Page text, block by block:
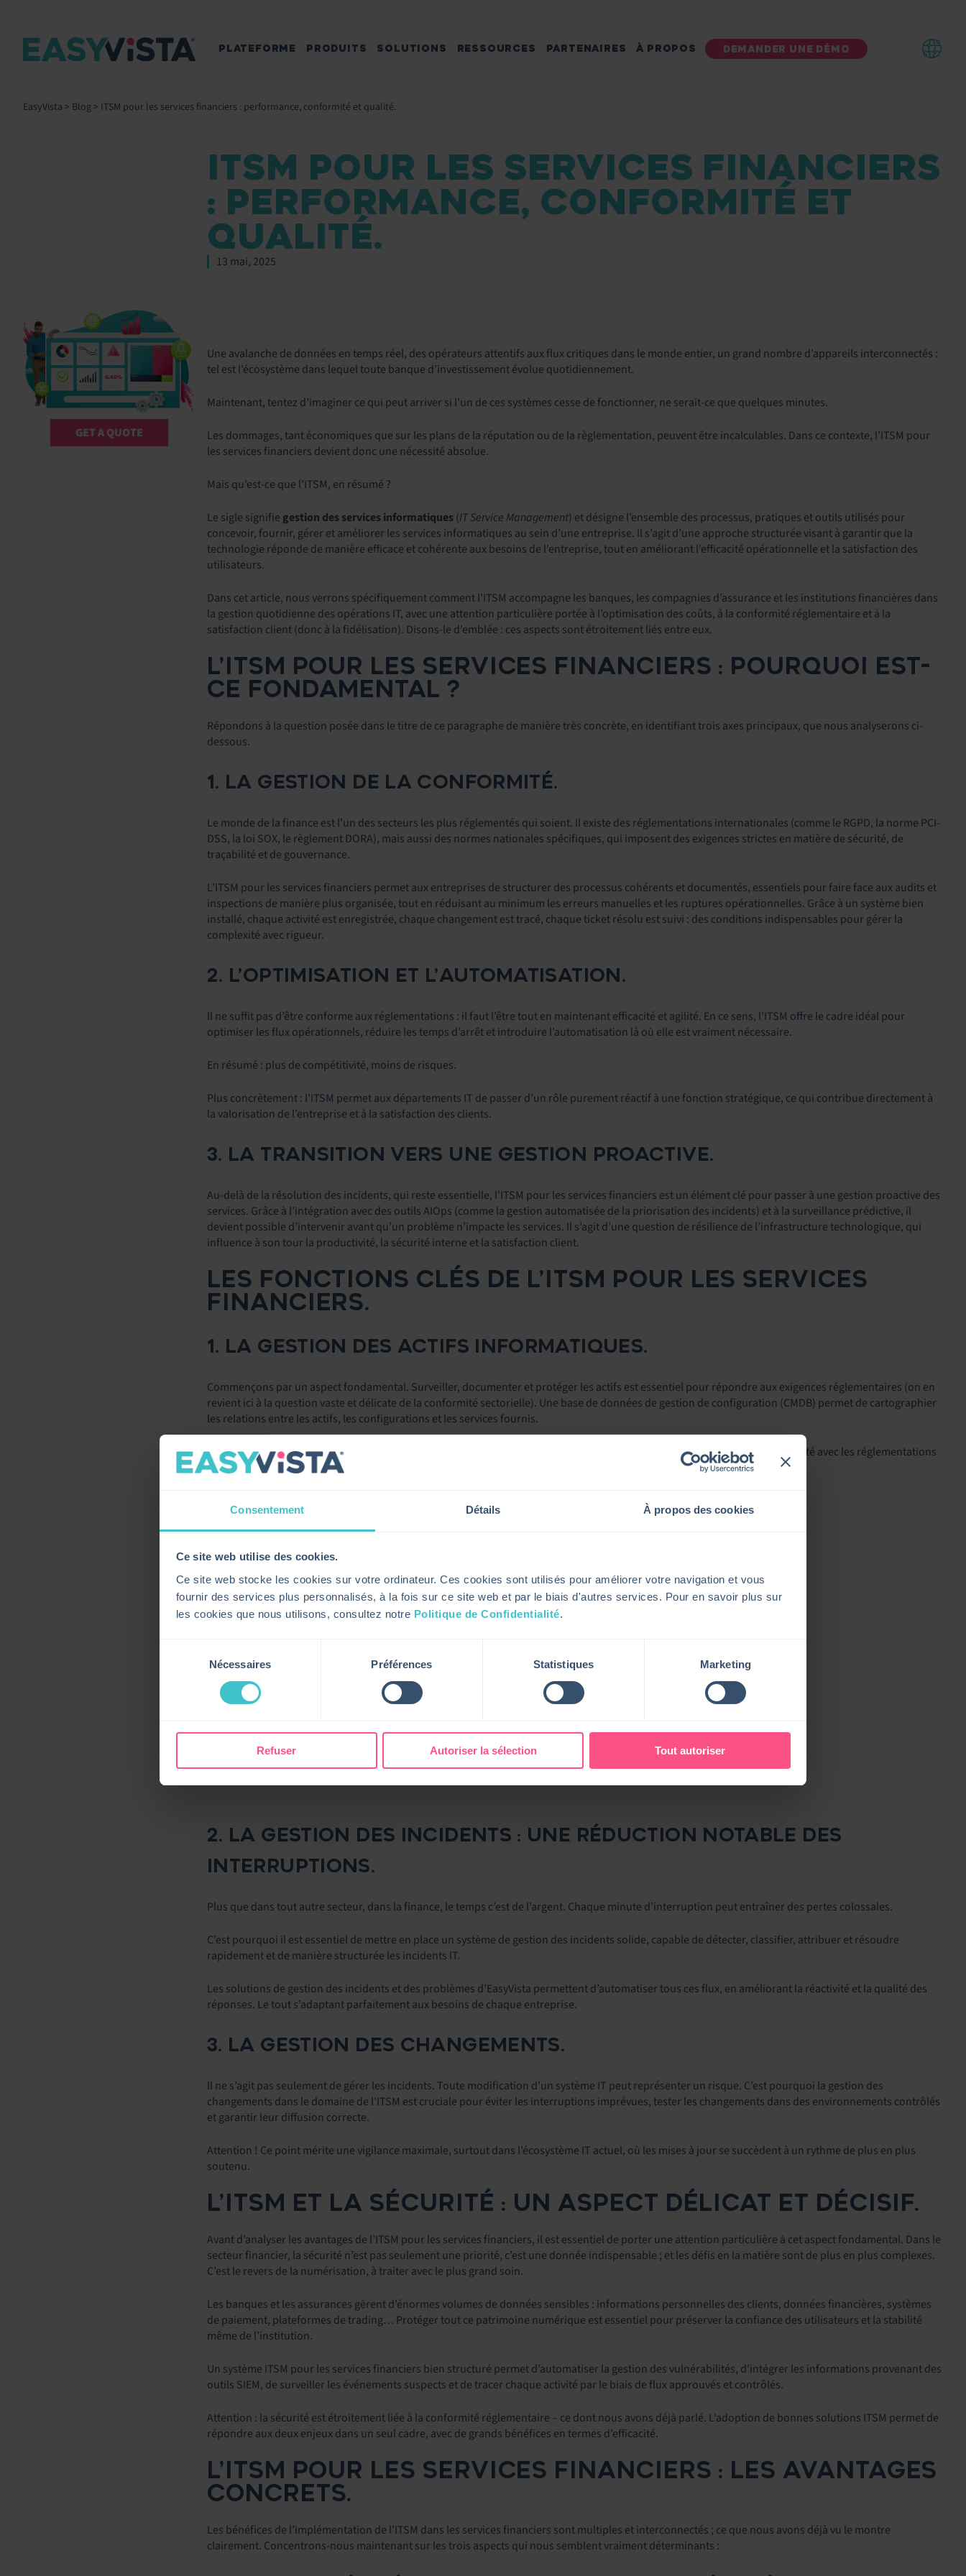
Consentement Détails À propos des cookies
Ce site web utilise des cookies.
Ce site web stocke les cookies sur votre ordinateur. Ces cookies sont utilisés pour améliorer votre navigation et vous
fournir des services plus personnalisés, à la fois sur ce site web et par le biais d'autres services. Pour en savoir plus sur
les cookies que nous utilisons, consultez notre Politique de Confidentialité.
consentement
Nécessaires Préférences Statistiques Marketing
Refuser Autoriser la sélection Tout autoriser
DEMANDER UNE DÉMO
PLATEFORME PRODUITS SOLUTIONS RESSOURCES PARTENAIRES À PROPOS
EasyVista > Blog> ITSM pour les services financiers : performance, conformité et qualité.
GET A QUOTE
ITSM POUR LES SERVICES FINANCIERS
: PERFORMANCE, CONFORMITÉ ET
QUALITÉ.
13 mai, 2025
Une avalanche de données en temps réel, des opérateurs attentifs aux flux critiques dans le monde entier, un grand nombre d’appareils interconnectés :
tel est l’écosystème dans lequel toute banque d’investissement évolue quotidiennement.
Maintenant, tentez d’imaginer ce qui peut arriver si l’un de ces systèmes cesse de fonctionner, ne serait-ce que quelques minutes.
Les dommages, tant économiques que sur les plans de la réputation ou de la règlementation, peuvent être incalculables. Dans ce contexte, l’ITSM pour
les services financiers devient donc une nécessité absolue.
Mais qu’est-ce que l’ITSM, en résumé ?
Le sigle signifie gestion des services informatiques(IT Service Management) et désigne l’ensemble des processus, pratiques et outils utilisés pour
concevoir, fournir, gérer et améliorer les services informatiques au sein d’une entreprise. Il s’agit d’une approche structurée visant à garantir que la
technologie réponde de manière efficace et cohérente aux besoins de l’entreprise, tout en améliorant l’efficacité opérationnelle et la satisfaction des
utilisateurs.
Dans cet article, nous verrons spécifiquement comment l’ITSM accompagne les banques, les compagnies d’assurance et les institutions financières dans
la gestion quotidienne des opérations IT, avec une attention particulière portée à l’optimisation des coûts, à la conformité réglementaire et à la
satisfaction client (donc à la fidélisation). Disons-le d’emblée : ces aspects sont étroitement liés entre eux.
L’ITSM POUR LES SERVICES FINANCIERS : POURQUOI EST-
CE FONDAMENTAL ?
Répondons à la question posée dans le titre de ce paragraphe de manière très concrète, en identifiant trois axes principaux, que nous analyserons ci-
dessous.
1. LA GESTION DE LA CONFORMITÉ.
Le monde de la finance est l’un des secteurs les plus réglementés qui soient. Il existe des réglementations internationales (comme le RGPD, la norme PCI-
DSS, la loi SOX, le règlement DORA), mais aussi des normes nationales spécifiques, qui imposent des exigences strictes en matière de sécurité, de
traçabilité et de gouvernance.
L’ITSM pour les services financiers permet aux entreprises de structurer des processus cohérents et documentés, essentiels pour faire face aux audits et
inspections de manière plus organisée, tout en réduisant au minimum les erreurs manuelles et les ruptures opérationnelles. Grâce à un système bien
installé, chaque activité est enregistrée, chaque changement est tracé, chaque ticket résolu est suivi : des conditions indispensables pour gérer la
complexité avec rigueur.
2. L’OPTIMISATION ET L’AUTOMATISATION.
Il ne suffit pas d’être conforme aux réglementations : il faut l’être tout en maintenant efficacité et agilité. En ce sens, l’ITSM offre le cadre idéal pour
optimiser les flux opérationnels, réduire les temps d’arrêt et introduire l’automatisation là où elle est vraiment nécessaire.
En résumé : plus de compétitivité, moins de risques.
Plus concrètement : l’ITSM permet aux départements IT de passer d’un rôle purement réactif à une fonction stratégique, ce qui contribue directement à
la valorisation de l’entreprise et à la satisfaction des clients.
3. LA TRANSITION VERS UNE GESTION PROACTIVE.
Au-delà de la résolution des incidents, qui reste essentielle, l’ITSM pour les services financiers est un élément clé pour passer à une gestion proactive des
services. Grâce à l’intégration avec des outils AIOps (comme la gestion automatisée de la priorisation des incidents) et à la surveillance prédictive, il
devient possible d’intervenir avant qu’un problème n’impacte les services. Il s’agit d’une question de résilience de l’infrastructure technologique, qui
influence à son tour la productivité, la sécurité interne et la satisfaction client.
LES FONCTIONS CLÉS DE L’ITSM POUR LES SERVICES
FINANCIERS.
1. LA GESTION DES ACTIFS INFORMATIQUES.
Commençons par un aspect fondamental. Surveiller, documenter et protéger les actifs est essentiel pour répondre aux exigences réglementaires (on en
revient ici à la question vaste et délicate de la conformité sectorielle). Une base de données de gestion de configuration (CMDB) permet de cartographier
les relations entre les actifs, les configurations et les services fournis.
Cette gestion améliore la traçabilité des actifs et permet d’automatiser les mises à jour et opérations de sécurité, en conformité avec les réglementations
internationales (comme nous l’avons déjà souligné plus haut).
2025 GARTNER® MARKET
GUIDE DES PLATEFORMES
ITSM
2. LA GESTION DES INCIDENTS : UNE RÉDUCTION NOTABLE DES
INTERRUPTIONS.
Plus que dans tout autre secteur, dans la finance, le temps c’est de l’argent. Chaque minute d’interruption peut entraîner des pertes colossales.
C’est pourquoi il est essentiel de mettre en place un système de gestion des incidents solide, capable de détecter, classifier, attribuer et résoudre
rapidement et de manière structurée les incidents IT.
Les solutions de gestion des incidents et des problèmes d’EasyVista permettent d’automatiser tous ces flux, en améliorant la réactivité et la qualité des
réponses. Le tout s’adaptant parfaitement aux besoins de chaque entreprise.
3. LA GESTION DES CHANGEMENTS.
Il ne s’agit pas seulement de gérer les incidents. Toute modification d’un système IT peut représenter un risque. C’est pourquoi la gestion des
changements dans le domaine de l’ITSM est cruciale pour éviter les interruptions imprévues, tester les changements dans des environnements contrôlés
et garantir leur diffusion correcte.
Attention ! Ce point mérite une vigilance maximale, surtout dans l’écosystème IT actuel, où les mises à jour se succèdent à un rythme de plus en plus
soutenu.
L’ITSM ET LA SÉCURITÉ : UN ASPECT DÉLICAT ET DÉCISIF.
Avant d’analyser les avantages de l’ITSM pour les services financiers, il est essentiel de porter une attention particulière à cet aspect fondamental. Dans le
secteur financier, la sécurité n’est pas seulement une priorité, c’est une donnée indispensable ; et les défis en la matière sont de plus en plus complexes.
C’est le revers de la numérisation, à traiter avec le plus grand soin.
Les banques et les assurances gèrent d’énormes volumes de données sensibles : informations personnelles des clients, données financières, systèmes
de paiement, plateformes de trading… Protéger tout ce patrimoine numérique est essentiel pour préserver la confiance des utilisateurs et la stabilité
même de l’institution.
Un système ITSM pour les services financiers bien structuré permet d’automatiser la gestion des vulnérabilités, d’intégrer les informations provenant des
outils SIEM, de surveiller les événements suspects et de tracer chaque activité par le biais de flux approuvés et contrôlés.
Attention : la sécurité est étroitement liée à la conformité réglementaire – ce dont nous avons déjà parlé. L’adoption de bonnes solutions ITSM permet de
répondre aux deux enjeux dans un seul cadre, avec de grands bénéfices en termes d’efficacité.
L’ITSM POUR LES SERVICES FINANCIERS : LES AVANTAGES
CONCRETS.
Les bénéfices de l’implémentation de l’ITSM dans les services financiers sont multiples et interconnectés ; ce que nous avons déjà vu le montre
clairement. Concentrons-nous maintenant sur les trois aspects qui nous semblent vraiment déterminants :